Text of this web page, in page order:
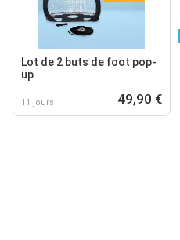
Lot de 2 buts de foot pop-
up
11 jours 49,90 €